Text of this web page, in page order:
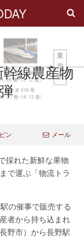
線農産物
ピン メール
採れた新鮮な果物
で運ぶ「物流トラ
の催事で販売する
者から持ち込まれ
野市）から長野駅